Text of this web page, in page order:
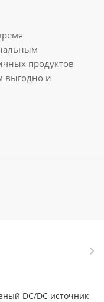
продуктов
выгодно и
DC/DC источник